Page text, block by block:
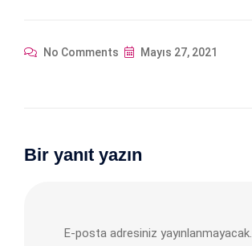
No Comments Mayıs 27, 2021
Bir yanıt yazın
E-posta adresiniz yayınlanmayacak.